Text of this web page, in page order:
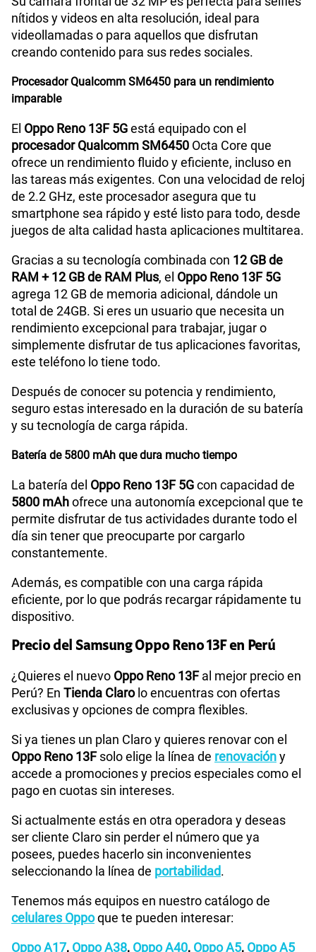
Su cámara frontal de 32 MP es perfecta para selfies
nítidos y videos en alta resolución, ideal para
videollamadas o para aquellos que disfrutan
Procesador Qualcomm SM6450 para un rendimiento
ElOppo Reno 13F 5Gestá equipado con el
procesador Qualcomm SM6450Octa Core que
ofrece un rendimiento fluido y eficiente, incluso en
las tareas más exigentes. Con una velocidad de reloj
de 2.2 GHz, este procesador asegura que tu
smartphone sea rápido y esté listo para todo, desde
Gracias a su tecnología combinada con12 GB de
RAM + 12 GB de RAM Plus , elOppo Reno 13F 5G
agrega 12 GB de memoria adicional, dándole un
total de 24GB. Si eres un usuario que necesita un
rendimiento excepcional para trabajar, jugar o
simplemente disfrutar de tus aplicaciones favoritas,
Después de conocer su potencia y rendimiento,
seguro estas interesado en la duración de su batería
La batería delOppo Reno 13F 5Gcon capacidad de
5800 mAhofrece una autonomía excepcional que te
permite disfrutar de tus actividades durante todo el
día sin tener que preocuparte por cargarlo
Además, es compatible con una carga rápida
eficiente, por lo que podrás recargar rápidamente tu
¿Quieres el nuevoOppo Reno 13Fal mejor precio en
Perú? EnTienda Claro lo encuentras con ofertas
Si ya tienes un plan Claro y quieres renovar con el
Oppo Reno 13Fsolo elige la línea derenovacióny
accede a promociones y precios especiales como el
Si actualmente estás en otra operadora y deseas
ser cliente Claro sin perder el número que ya
posees, puedes hacerlo sin inconvenientes
Tenemos más equipos en nuestro catálogo de